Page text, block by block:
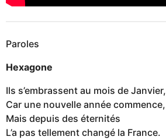
Paroles
Hexagone
Ils s’embrassent au mois de Janvier,
Car une nouvelle année commence,
Mais depuis des éternités
L’a pas tellement changé la France.